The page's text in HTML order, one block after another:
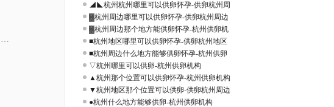
◎杭州周边什么地方能够供卵怀孕-供卵杭州周边
◢◣杭州杭州哪里可以供卵怀孕-供卵杭州周
▓杭州周边哪里可以供卵怀孕-供卵杭州周边
▓杭州周边那个地方能供卵怀孕-杭州供卵机
■杭州地区哪里可以供卵怀孕-供卵杭州地区
■杭州周边什么地方能够供卵怀孕-杭州供卵
▽杭州哪里可以供卵-杭州供卵机构
▲杭州那个位置可以供卵怀孕-杭州供卵机构
▼杭州地区那个位置可以供卵-供卵杭州周边
●杭州什么地方能够供卵-杭州供卵机构